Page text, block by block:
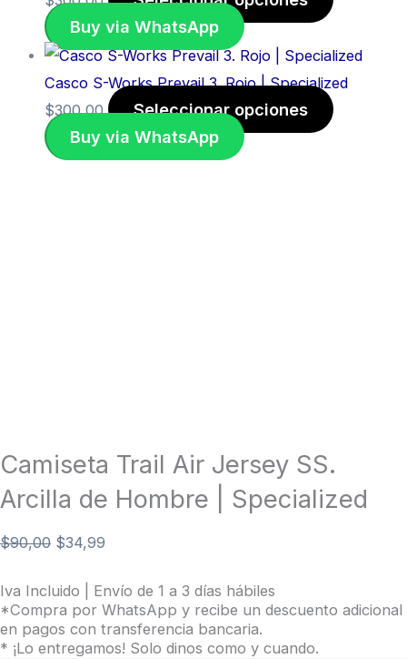
Buy via WhatsApp
Casco S-Works Prevail 3. Rojo | Specialized
$300,00
Seleccionar opciones
Buy via WhatsApp
Camiseta Trail Air Jersey SS.
Arcilla de Hombre | Specialized
$90,00 $34,99
Iva Incluido | Envío de 1 a 3 días hábiles
*Compra por WhatsApp y recibe un descuento adicional
en pagos con transferencia bancaria.
* ¡Lo entregamos! Solo dinos como y cuando.